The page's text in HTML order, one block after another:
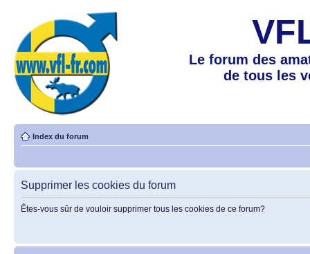
Le forum des
de tous les
Index du forum
Supprimer les cookies du forum
Êtes-vous sûr de vouloir supprimer tous les cookies de ce forum?